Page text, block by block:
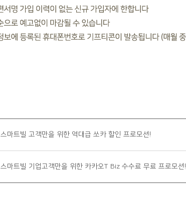
스마트빌 고객만을 위한 역대급 쏘카 할인 프로모션!
스마트빌 기업고객만을 위한 카카오T Biz 수수료 무료 프로모션!